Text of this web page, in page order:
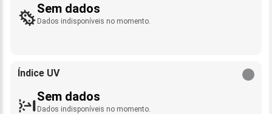
Sem dados
Dados indisponíveis no momento.
Índice UV
Sem dados
Dados indisponíveis no momento.